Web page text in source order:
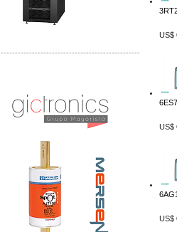
-------------------------------------------------
US$
US$
US$